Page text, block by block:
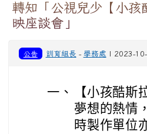
轉知「公視兒少【小孩
映座談會」
公告 訓育組長 - 學務處 | 2023-
一、
【小孩酷
夢想的熱情
時製作單位